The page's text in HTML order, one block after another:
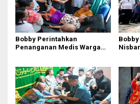
Bobby Perintahkan
Penanganan Medis Warga